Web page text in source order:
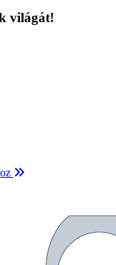
világát!